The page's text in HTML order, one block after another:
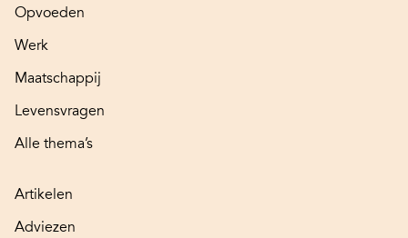
Opvoeden
Werk
Maatschappij
Levensvragen
Alle thema’s
Artikelen
Adviezen